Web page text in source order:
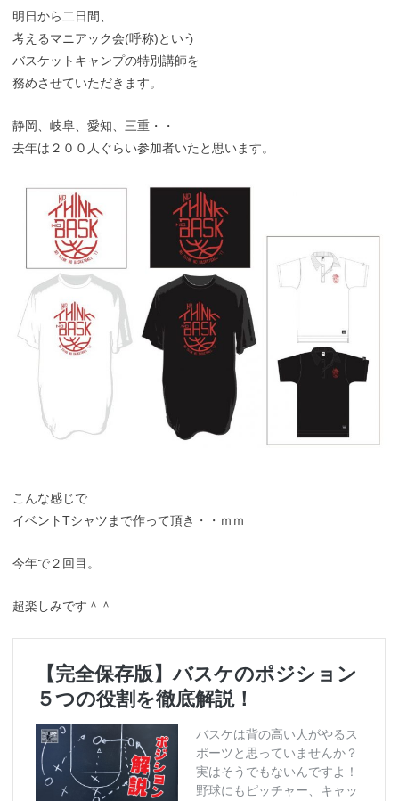
明日から二日間、
考えるマニアック会(呼称)という
バスケットキャンプの特別講師を
務めさせていただきます。
静岡、岐阜、愛知、三重・・
去年は２００人ぐらい参加者いたと思います。
こんな感じで
イベントTシャツまで作って頂き・・ｍｍ
今年で２回目。
超楽しみです＾＾